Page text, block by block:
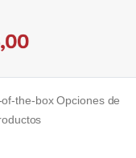
the-boxOpciones de